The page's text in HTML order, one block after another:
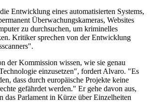
Entwicklung eines automatisierten Systems,
Überwachungskameras, Websites
zu durchsuchen, um kriminelles
Kritiker sprechen von der Entwicklung
der Kommission wissen, wie sie genau
einzusetzen", fordert Alvaro. "Es
dass durch europäische Projekte keine
gefährdet werden." Er gehe davon aus,
das Parlament in Kürze über Einzelheiten